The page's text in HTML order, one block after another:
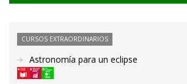
CURSOS EXTRAORDINARIOS
Astronomía para un eclipse